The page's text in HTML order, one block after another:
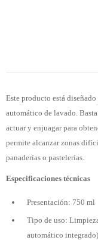
Este producto está
automático de lavado.
actuar y enjuagar para
permite alcanzar zonas
panaderías o pastelerías.
Especificaciones técnicas
Presentación: 750 ml
Tipo de uso:
automático integrado)